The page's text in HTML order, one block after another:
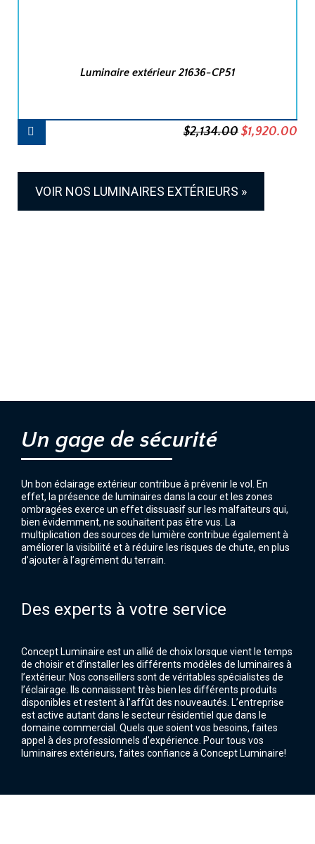
Luminaire extérieur 21636-CP51
AJOUTER
$2,134.00 Le
$1,920.00
VOIR NOS LUMINAIRES EXTÉRIEURS »
Un gage de sécurité
Un bon éclairage extérieur contribue à prévenir le vol. En
effet, la présence de luminaires dans la cour et les zones
ombragées exerce un effet dissuasif sur les malfaiteurs qui,
bien évidemment, ne souhaitent pas être vus. La
multiplication des sources de lumière contribue également à
améliorer la visibilité et à réduire les risques de chute, en plus
d’ajouter à l’agrément du terrain.
Des experts à votre service
Concept Luminaire est un allié de choix lorsque vient le temps
de choisir et d’installer les différents modèles de luminaires à
l’extérieur. Nos conseillers sont de véritables spécialistes de
l’éclairage. Ils connaissent très bien les différents produits
disponibles et restent à l’affût des nouveautés. L’entreprise
est active autant dans le secteur résidentiel que dans le
domaine commercial. Quels que soient vos besoins, faites
appel à des professionnels d’expérience. Pour tous vos
luminaires extérieurs, faites confiance à Concept Luminaire!